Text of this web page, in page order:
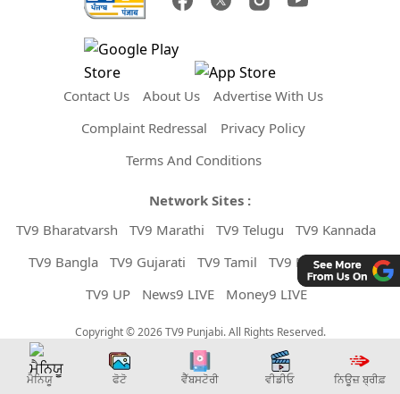
Contact Us About Us
Advertise With Us
Complaint Redressal
Privacy Policy
Terms And Conditions
Network Sites :
TV9 Bharatvarsh
TV9 Marathi TV9 Telugu
TV9 Kannada
TV9 Bangla
TV9 Gujarati TV9 Tamil
TV9 Malayalam
TV9 UP
News9 LIVE Money9 LIVE
Copyright © 2026 TV9 Punjabi. All Rights Reserved.
ਮੈਨਿਯੂ ਫੋਟੋ ਵੈੱਬਸਟੋਰੀ ਵੀਡੀਓ ਨਿਊਜ਼ ਬ੍ਰੀਫ਼